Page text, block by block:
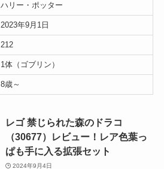
ハリー・ポッター
2023年9月1日
212
1体（ゴブリン）
8歳～
レゴ 禁じられた森のドラコ
（30677）レビュー！レア色葉っ
ぱも手に入る拡張セット
2024年9月4日